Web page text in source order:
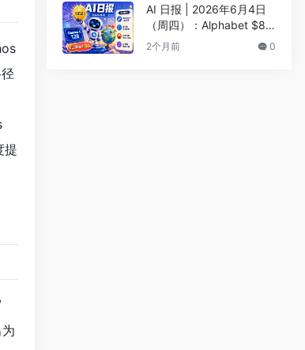
提
榜
AI 日报 | 2026年6月4日
（周四）：Alphabet $85
0亿融资支持Google AI、
2个月前 0